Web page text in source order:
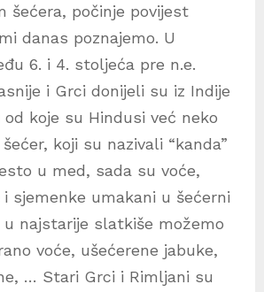
šećera, počinje povijest
danas poznajemo. U
6. i 4. stoljeća pre n.e.
i Grci donijeli su iz Indije
koje su Hindusi već neko
koji su nazivali “kanda”
u med, sada su voće,
sjemenke umakani u šećerni
najstarije slatkiše možemo
voće, ušećerene jabuke,
… Stari Grci i Rimljani su